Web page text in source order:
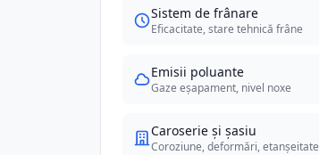
Sistem de frânare
Eficacitate, stare tehnică frâne
Emisii poluante
Gaze eșapament, nivel noxe
Caroserie și șasiu
Coroziune, deformări, etanșeitate